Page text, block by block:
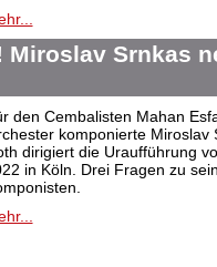
Miroslav Srnkas
den Cembalisten Mahan
komponierte Miroslav
dirigiert die Uraufführung
in Köln. Drei Fragen zu